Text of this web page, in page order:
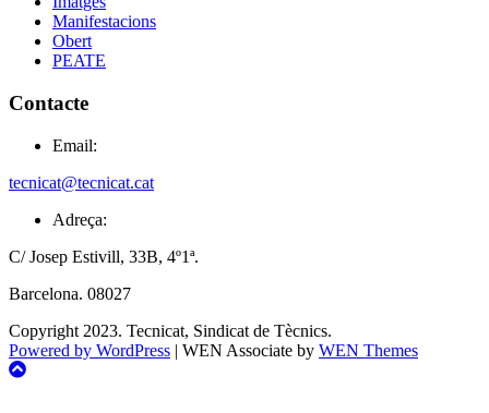
Manifestacions
Obert
PEATE
Contacte
Email:
tecnicat@tecnicat.cat
Adreça:
C/ Josep Estivill, 33B, 4º1ª.
Barcelona. 08027
Copyright 2023. Tecnicat, Sindicat de Tècnics.
Powered by WordPress | WEN Associate by WEN Themes